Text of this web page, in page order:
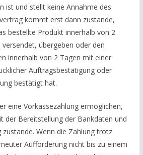
ist und stellt keine Annahme des
kommt erst dann zustande,
bestellte Produkt innerhalb von 2
übergeben oder den
innerhalb von 2 Tagen mit einer
Auftragsbestätigung oder
bestätigt hat.
eine Vorkassezahlung ermöglichen,
der Bereitstellung der Bankdaten und
Wenn die Zahlung trotz
Aufforderung nicht bis zu einem